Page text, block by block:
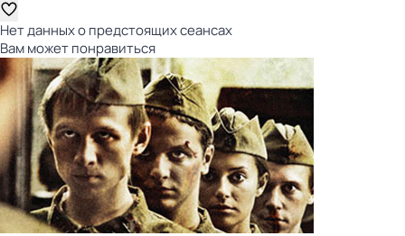
Нет данных о предстоящих сеансах
Вам может понравиться